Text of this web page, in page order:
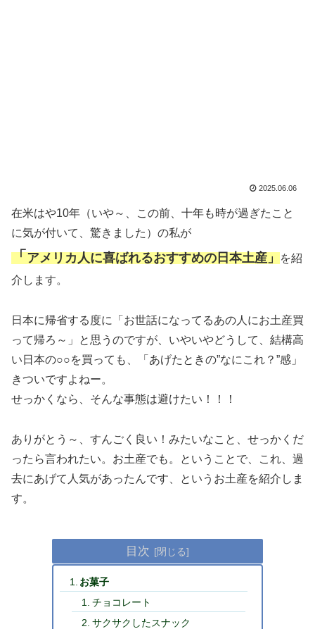
2025.06.06
在米はや10年（いや～、この前、十年も時が過ぎたこと
に気が付いて、驚きました）の私が
「アメリカ人に喜ばれるおすすめの日本土産」
を紹
介します。
日本に帰省する度に「お世話になってるあの人にお土産買
って帰ろ～」と思うのですが、いやいやどうして、結構高
い日本の○○を買っても、「あげたときの”なにこれ？”感」
きついですよねー。
せっかくなら、そんな事態は避けたい！！！
ありがとう～、すんごく良い！みたいなこと、せっかくだ
ったら言われたい。お土産でも。ということで、これ、過
去にあげて人気があったんです、というお土産を紹介しま
す。
目次
お菓子
チョコレート
サクサクしたスナック